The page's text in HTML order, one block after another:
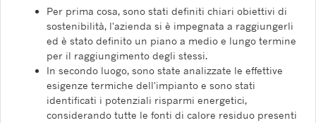
Per prima cosa, sono stati definiti chiari obiettivi di
sostenibilità, l'azienda si è impegnata a raggiungerli
ed è stato definito un piano a medio e lungo termine
per il raggiungimento degli stessi.
In secondo luogo, sono state analizzate le effettive
esigenze termiche dell'impianto e sono stati
identificati i potenziali risparmi energetici,
considerando tutte le fonti di calore residuo presenti